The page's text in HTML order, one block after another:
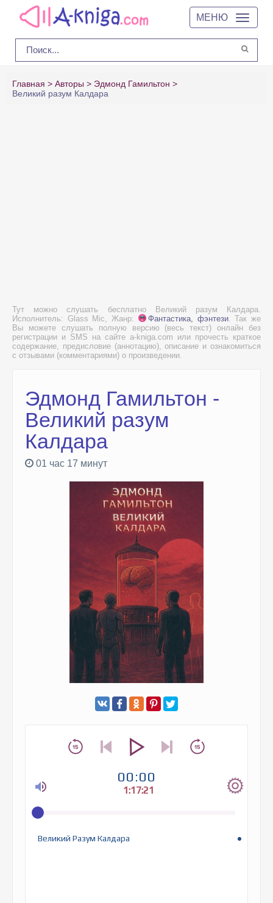
МЕНЮ
Главная Авторы
Эдмонд Гамильтон
Великий разум Калдара
Тут можно слушать бесплатно Великий разум Калдара.
Исполнитель: Glass Mic, Жанр:
Фантастика, фэнтези. Так же
Вы можете слушать полную версию (весь текст) онлайн без
регистрации и SMS на сайте a-kniga.com или прочесть краткое
содержание, предисловие (аннотацию), описание и ознакомиться
с отзывами (комментариями) о произведении.
Эдмонд Гамильтон -
Великий разум
Калдара
01 час 17 минут
00:00
1:17:21
Великий Разум Калдара